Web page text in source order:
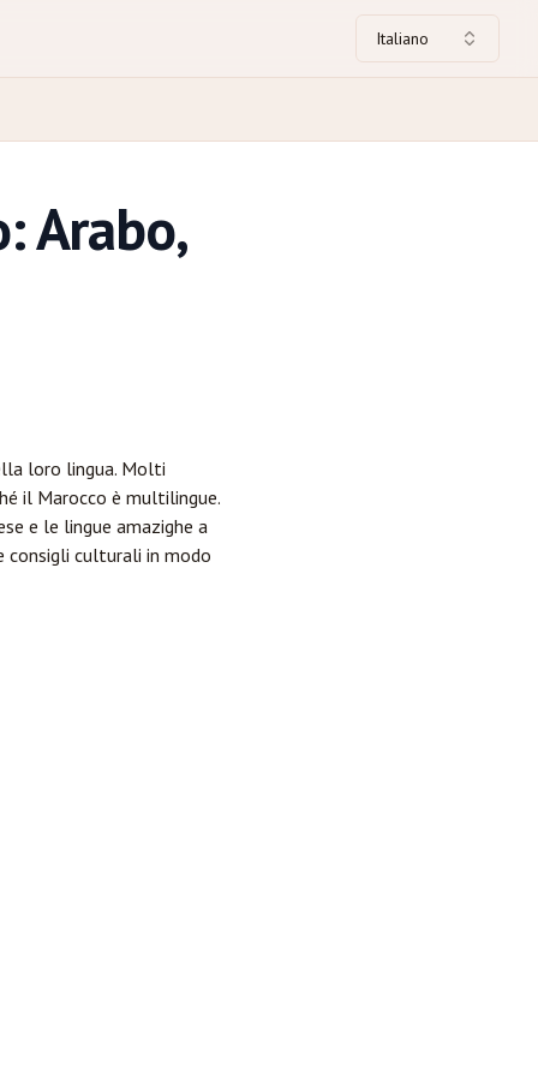
Italiano
Arabo,
loro lingua. Molti
il Marocco è multilingue.
e le lingue amazighe a
consigli culturali in modo